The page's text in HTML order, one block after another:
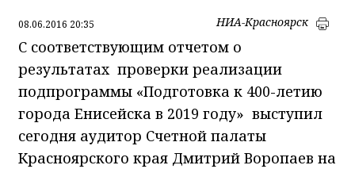
08.06.2016 20:35 НИА-Красноярск
С соответствующим отчетом о
результатах проверки реализации
подпрограммы «Подготовка к 400-летию
города Енисейска в 2019 году» выступил
сегодня аудитор Счетной палаты
Красноярского края Дмитрий Воропаев на